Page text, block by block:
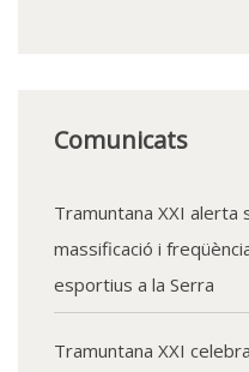
Comunicats
Tramuntana XXI alerta
massificació i
esportius a la Serra
Tramuntana XXI